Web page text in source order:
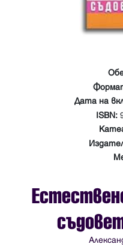
Дата на
ISBN: